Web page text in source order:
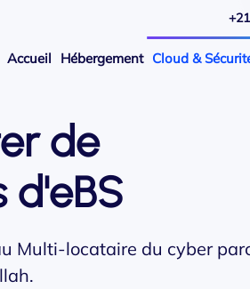
Accueil Hébergement Cloud &
de
d'eBS
Multi-locataire du cyber